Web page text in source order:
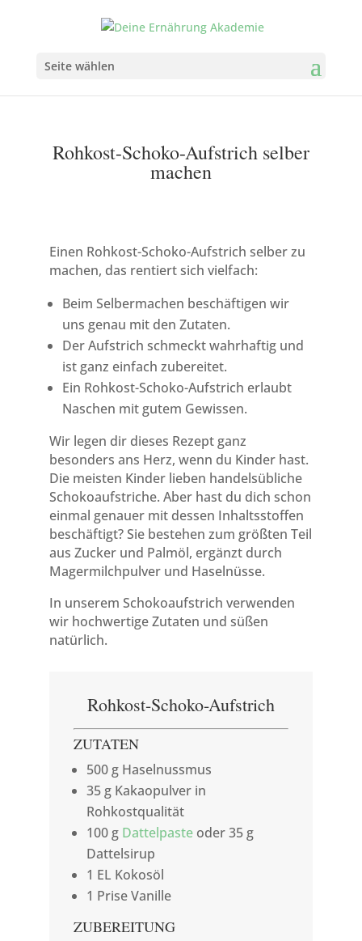
Seite wählen
Rohkost-Schoko-Aufstrich selber
machen
Einen Rohkost-Schoko-Aufstrich selber zu
machen, das rentiert sich vielfach:
Beim Selbermachen beschäftigen wir
uns genau mit den Zutaten.
Der Aufstrich schmeckt wahrhaftig und
ist ganz einfach zubereitet.
Ein Rohkost-Schoko-Aufstrich erlaubt
Naschen mit gutem Gewissen.
Wir legen dir dieses Rezept ganz
besonders ans Herz, wenn du Kinder hast.
Die meisten Kinder lieben handelsübliche
Schokoaufstriche. Aber hast du dich schon
einmal genauer mit dessen Inhaltsstoffen
beschäftigt? Sie bestehen zum größten Teil
aus Zucker und Palmöl, ergänzt durch
Magermilchpulver und Haselnüsse.
In unserem Schokoaufstrich verwenden
wir hochwertige Zutaten und süßen
natürlich.
Rohkost-Schoko-Aufstrich
ZUTATEN
500 g Haselnussmus
35 g Kakaopulver in
Rohkostqualität
100 g Dattelpasteoder 35 g
Dattelsirup
1 EL Kokosöl
1 Prise Vanille
ZUBEREITUNG